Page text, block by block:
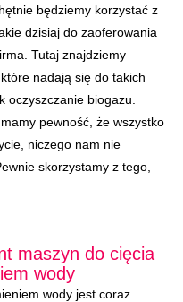
będziemy korzystać z
dzisiaj do zaoferowania
Tutaj znajdziemy
nadają się do takich
oczyszczanie biogazu.
pewność, że wszystko
niczego nam nie
skorzystamy z tego,
maszyn do cięcia
wody
wody jest coraz